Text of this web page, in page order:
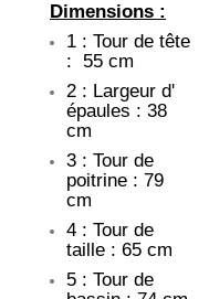
Dimensions :
1 : Tour de tête
: 55 cm
2 : Largeur d'
épaules : 38
cm
3 : Tour de
poitrine : 79
cm
4 : Tour de
taille : 65 cm
5 : Tour de